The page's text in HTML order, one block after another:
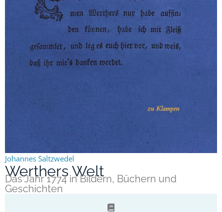
Johannes Saltzwedel
Werthers Welt
Das Jahr 1774 in Bildern, Büchern und
Geschichten